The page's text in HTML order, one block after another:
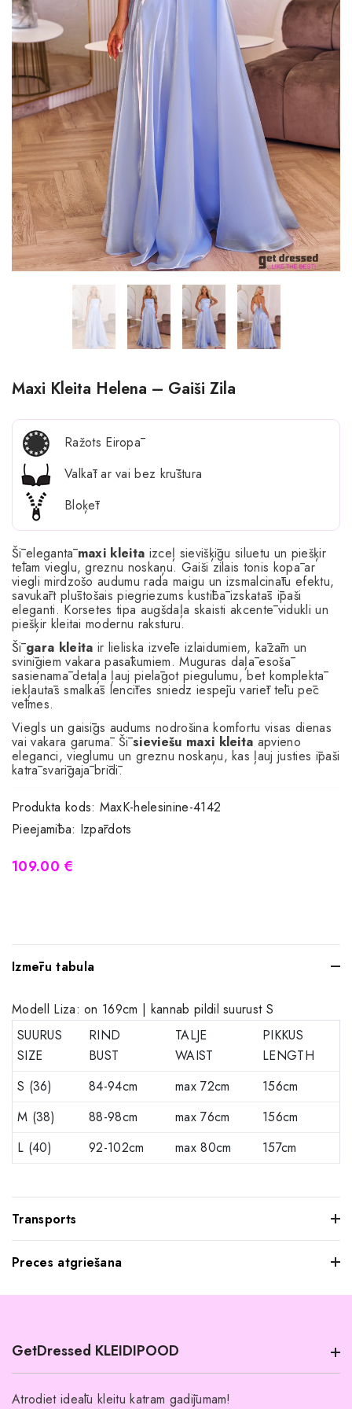
Maxi Kleita Helena – Gaiši Zila
Ražots Eiropā
Valkāt ar vai bez krūštura
Bloķēt
Šī elegantāmaxi kleita izceļ sievišķīgu siluetu un piešķir
tēlam vieglu, greznu noskaņu. Gaiši zilais tonis kopā ar
viegli mirdzošo audumu rada maigu un izsmalcinātu efektu,
savukārt plūstošais piegriezums kustībā izskatās īpaši
eleganti. Korsetes tipa augšdaļa skaisti akcentē vidukli un
piešķir kleitai modernu raksturu.
Šīgara kleita ir lieliska izvēle izlaidumiem, kāzām un
svinīgiem vakara pasākumiem. Muguras daļā esošā
sasienamā detaļa ļauj pielāgot piegulumu, bet komplektā
iekļautās smalkās lencītes sniedz iespēju variēt tēlu pēc
vēlmes.
Viegls un gaisīgs audums nodrošina komfortu visas dienas
vai vakara garumā. Šīsieviešu maxi kleita apvieno
eleganci, vieglumu un greznu noskaņu, kas ļauj justies īpaši
katrā svarīgajā brīdī.
Produkta kods: MaxK-helesinine-4142
Pieejamība: Izpārdots
109.00 €
Izmēru tabula
Modell Liza: on 169cm | kannab pildil suurust S
SUURUS
SIZE
RIND
BUST
TALJE
WAIST
PIKKUS
LENGTH
S (36)
84-94cm max 72cm
156cm
M (38)
88-98cm max 76cm
156cm
L (40)
92-102cm max 80cm 157cm
Transports
Preces atgriešana
atgriezt mums visus produktus, kurus nevēlaties paturēt.
GetDressed KLEIDIPOOD
Atrodiet ideālu kleitu katram gadījumam!